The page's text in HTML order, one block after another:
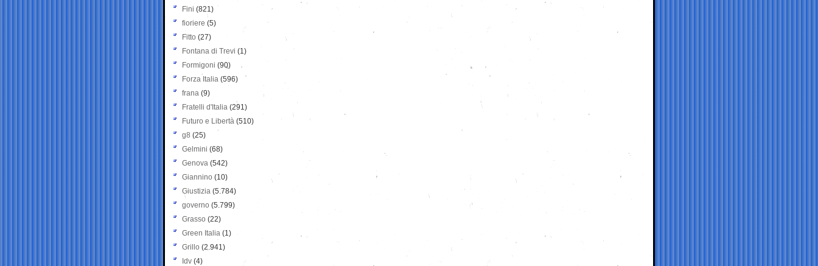
Fini (821)
fioriere (5)
Fitto (27)
Fontana di Trevi (1)
Formigoni (90)
Forza Italia (596)
frana (9)
Fratelli d'Italia (291)
Futuro e Libertà (510)
g8 (25)
Gelmini (68)
Genova (542)
Giannino (10)
Giustizia (5.784)
governo (5.799)
Grasso (22)
Green Italia (1)
Grillo (2.941)
Idv (4)